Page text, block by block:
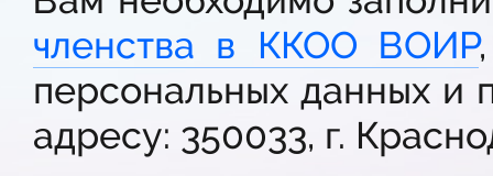
членства в ККОО ВОИР
персональных данных и
адресу: 350033, г.